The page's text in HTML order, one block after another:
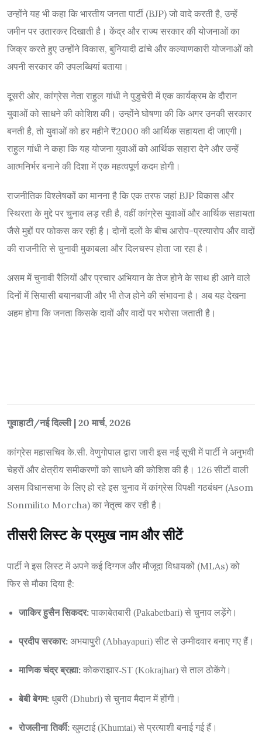
उन्होंने यह भी कहा कि भारतीय जनता पार्टी (BJP) जो वादे करती है, उन्हें
जमीन पर उतारकर दिखाती है। केंद्र और राज्य सरकार की योजनाओं का
जिक्र करते हुए उन्होंने विकास, बुनियादी ढांचे और कल्याणकारी योजनाओं को
अपनी सरकार की उपलब्धियां बताया।
दूसरी ओर, कांग्रेस नेता राहुल गांधी ने पुडुचेरी में एक कार्यक्रम के दौरान
युवाओं को साधने की कोशिश की। उन्होंने घोषणा की कि अगर उनकी सरकार
बनती है, तो युवाओं को हर महीने ₹2000 की आर्थिक सहायता दी जाएगी।
राहुल गांधी ने कहा कि यह योजना युवाओं को आर्थिक सहारा देने और उन्हें
आत्मनिर्भर बनाने की दिशा में एक महत्वपूर्ण कदम होगी।
राजनीतिक विश्लेषकों का मानना है कि एक तरफ जहां BJP विकास और
स्थिरता के मुद्दे पर चुनाव लड़ रही है, वहीं कांग्रेस युवाओं और आर्थिक सहायता
जैसे मुद्दों पर फोकस कर रही है। दोनों दलों के बीच आरोप-प्रत्यारोप और वादों
की राजनीति से चुनावी मुकाबला और दिलचस्प होता जा रहा है।
असम में चुनावी रैलियों और प्रचार अभियान के तेज होने के साथ ही आने वाले
दिनों में सियासी बयानबाजी और भी तेज होने की संभावना है। अब यह देखना
अहम होगा कि जनता किसके दावों और वादों पर भरोसा जताती है।
गुवाहाटी/नई दिल्ली | 20 मार्च, 2026
कांग्रेस महासचिव के.सी. वेणुगोपाल द्वारा जारी इस नई सूची में पार्टी ने अनुभवी
चेहरों और क्षेत्रीय समीकरणों को साधने की कोशिश की है। 126 सीटों वाली
असम विधानसभा के लिए हो रहे इस चुनाव में कांग्रेस विपक्षी गठबंधन (Asom
Sonmilito Morcha) का नेतृत्व कर रही है।
तीसरी लिस्ट के प्रमुख नाम और सीटें
पार्टी ने इस लिस्ट में अपने कई दिग्गज और मौजूदा विधायकों (MLAs) को
फिर से मौका दिया है:
जाकिर हुसैन सिकदर: पाकाबेतबारी (Pakabetbari) से चुनाव लड़ेंगे।
प्रदीप सरकार: अभयापुरी (Abhayapuri) सीट से उम्मीदवार बनाए गए हैं।
माणिक चंद्र ब्रह्मा: कोकराझार-ST (Kokrajhar) से ताल ठोकेंगे।
बेबी बेगम: धुबरी (Dhubri) से चुनाव मैदान में होंगी।
रोजलीना तिर्की: खुमटाई (Khumtai) से प्रत्याशी बनाई गई हैं।